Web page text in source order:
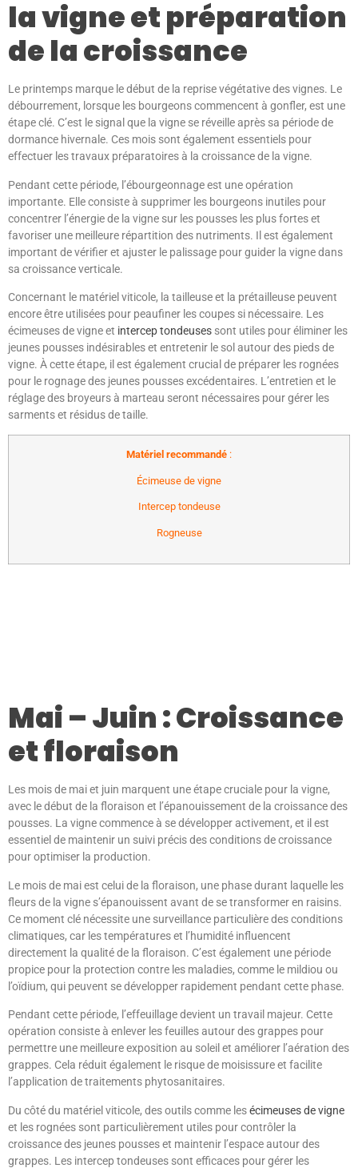
la vigne et préparation
de la croissance
Le printemps marque le début de la reprise végétative des vignes. Le
débourrement, lorsque les bourgeons commencent à gonfler, est une
étape clé. C’est le signal que la vigne se réveille après sa période de
dormance hivernale. Ces mois sont également essentiels pour
effectuer les travaux préparatoires à la croissance de la vigne.
Pendant cette période, l’ébourgeonnage est une opération
importante. Elle consiste à supprimer les bourgeons inutiles pour
concentrer l’énergie de la vigne sur les pousses les plus fortes et
favoriser une meilleure répartition des nutriments. Il est également
important de vérifier et ajuster le palissage pour guider la vigne dans
sa croissance verticale.
Concernant le matériel viticole, la tailleuse et la prétailleuse peuvent
encore être utilisées pour peaufiner les coupes si nécessaire. Les
écimeuses de vigne et intercep tondeuses sont utiles pour éliminer les
jeunes pousses indésirables et entretenir le sol autour des pieds de
vigne. À cette étape, il est également crucial de préparer les rognées
pour le rognage des jeunes pousses excédentaires. L’entretien et le
réglage des broyeurs à marteau seront nécessaires pour gérer les
sarments et résidus de taille.
Matériel recommandé :
Écimeuse de vigne
Intercep tondeuse
Rogneuse
Mai – Juin : Croissance
et floraison
Les mois de mai et juin marquent une étape cruciale pour la vigne,
avec le début de la floraison et l’épanouissement de la croissance des
pousses. La vigne commence à se développer activement, et il est
essentiel de maintenir un suivi précis des conditions de croissance
pour optimiser la production.
Le mois de mai est celui de la floraison, une phase durant laquelle les
fleurs de la vigne s’épanouissent avant de se transformer en raisins.
Ce moment clé nécessite une surveillance particulière des conditions
climatiques, car les températures et l’humidité influencent
directement la qualité de la floraison. C’est également une période
propice pour la protection contre les maladies, comme le mildiou ou
l’oïdium, qui peuvent se développer rapidement pendant cette phase.
Pendant cette période, l’effeuillage devient un travail majeur. Cette
opération consiste à enlever les feuilles autour des grappes pour
permettre une meilleure exposition au soleil et améliorer l’aération des
grappes. Cela réduit également le risque de moisissure et facilite
l’application de traitements phytosanitaires.
Du côté du matériel viticole, des outils comme lesécimeuses de vigne
et les rognées sont particulièrement utiles pour contrôler la
croissance des jeunes pousses et maintenir l’espace autour des
grappes. Les intercep tondeuses sont efficaces pour gérer les